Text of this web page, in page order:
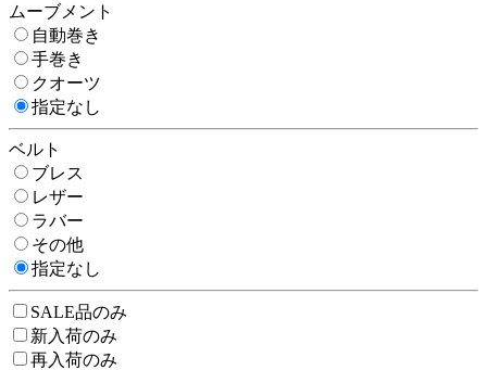
ムーブメント
自動巻き
手巻き
クオーツ
指定なし
ベルト
ブレス
レザー
ラバー
その他
指定なし
SALE品のみ
新入荷のみ
再入荷のみ